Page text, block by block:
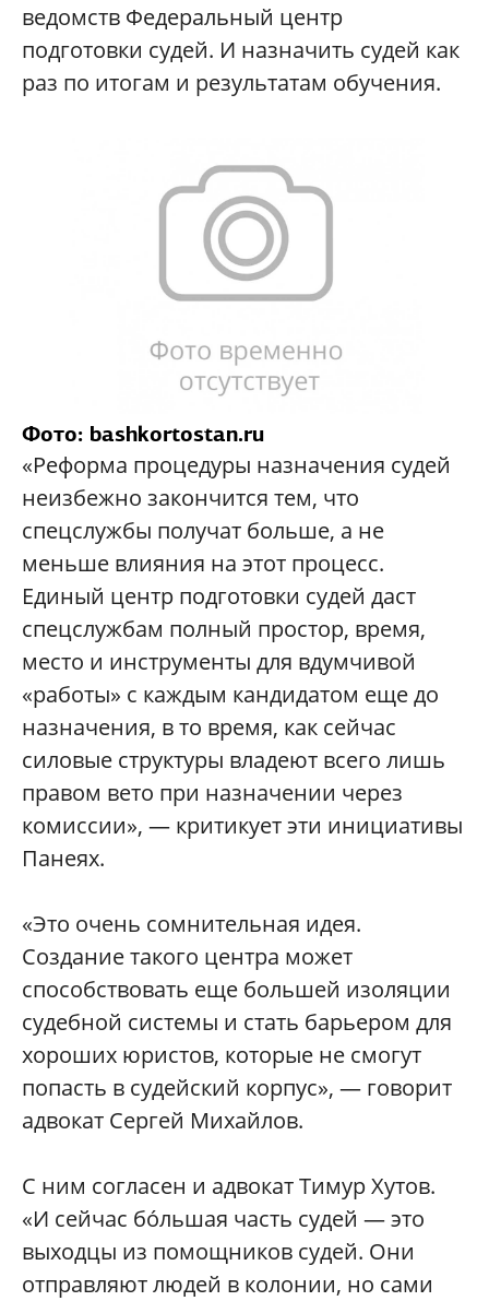
ведомств Федеральный центр
подготовки судей. И назначить судей как
раз по итогам и результатам обучения.
Фото: bashkortostan.ru
«Реформа процедуры назначения судей
неизбежно закончится тем, что
спецслужбы получат больше, а не
меньше влияния на этот процесс.
Единый центр подготовки судей даст
спецслужбам полный простор, время,
место и инструменты для вдумчивой
«работы» с каждым кандидатом еще до
назначения, в то время, как сейчас
силовые структуры владеют всего лишь
правом вето при назначении через
комиссии», — критикует эти инициативы
Панеях.
«Это очень сомнительная идея.
Создание такого центра может
способствовать еще большей изоляции
судебной системы и стать барьером для
хороших юристов, которые не смогут
попасть в судейский корпус», — говорит
адвокат Сергей Михайлов.
С ним согласен и адвокат Тимур Хутов.
«И сейчас бóльшая часть судей — это
выходцы из помощников судей. Они
отправляют людей в колонии, но сами